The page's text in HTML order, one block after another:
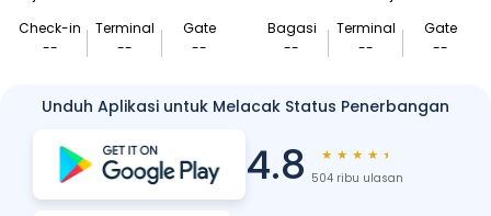
Check-in
--
Terminal
--
Gate
--
Bagasi
--
Terminal
--
Gate
--
Unduh Aplikasi untuk Melacak Status Penerbangan
4.8 ★ ★ ★ ★ ★
504 ribu ulasan